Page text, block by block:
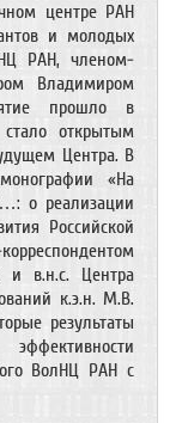
центре РАН
и молодых
РАН, членом-
Владимиром
прошло в
открытым
Центра. В
«На
о реализации
Российской
и в.н.с. Центра
к.э.н. М.В.
результаты
ВолНЦ РАН с